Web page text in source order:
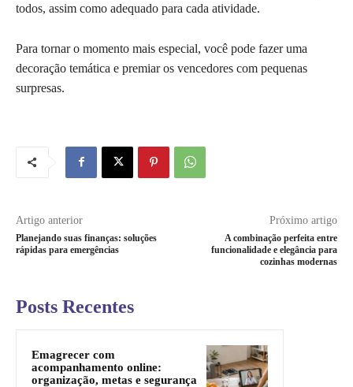
todos, assim como adequado para cada atividade.
Para tornar o momento mais especial, você pode fazer uma
decoração temática e premiar os vencedores com pequenas
surpresas.
Artigo anterior
Planejando suas finanças: soluções
rápidas para emergências
Próximo artigo
A combinação perfeita entre
funcionalidade e elegância para
cozinhas modernas
Posts Recentes
Emagrecer com
acompanhamento online:
organização, metas e segurança